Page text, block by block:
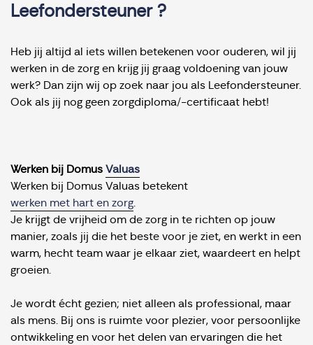
Leefondersteuner ?
Heb jij altijd al iets willen betekenen voor ouderen, wil jij
werken in de zorg en krijg jij graag voldoening van jouw
werk? Dan zijn wij op zoek naar jou als Leefondersteuner.
Ook als jij nog geen zorgdiploma/-certificaat hebt!
Werken bij Domus Valuas
Werken bij Domus Valuas betekent
werken met hart en zorg
Je krijgt de vrijheid om de zorg in te richten op jouw
manier, zoals jij die het beste voor je ziet, en werkt in een
warm, hecht team waar je elkaar ziet, waardeert en helpt
groeien.
Je wordt écht gezien; niet alleen als professional, maar
als mens. Bij ons is ruimte voor plezier, voor persoonlijke
ontwikkeling en voor het delen van ervaringen die het